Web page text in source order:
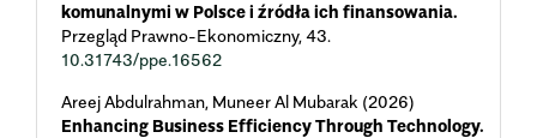
komunalnymi w Polsce i źródła ich finansowania.
Przegląd Prawno-Ekonomiczny,43.
10.31743/ppe.16562
Areej Abdulrahman, Muneer Al Mubarak (2026)
Enhancing Business Efficiency Through Technology.